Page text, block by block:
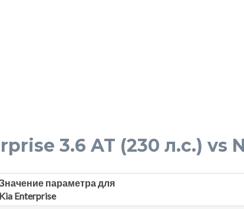
3.6 AT (230 л.с.) vs
параметра для
Kia Enterprise